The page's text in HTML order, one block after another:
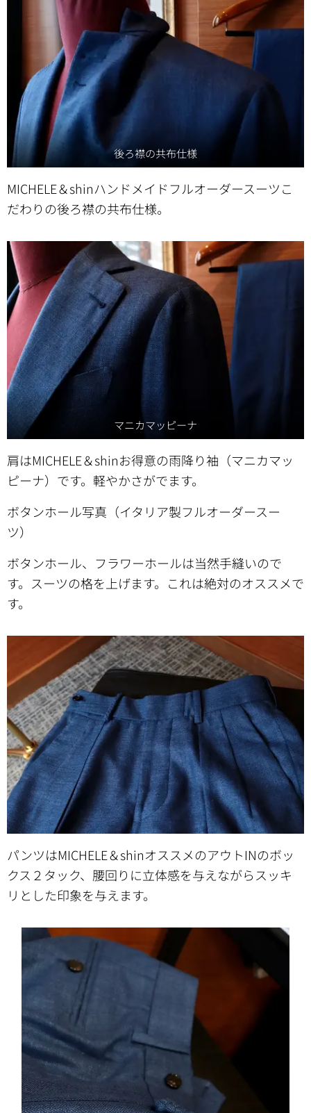
後ろ襟の共布仕様
MICHELE＆shinハンドメイドフルオーダースーツこ
だわりの後ろ襟の共布仕様。
マニカマッピーナ
肩はMICHELE＆shinお得意の雨降り袖（マニカマッ
ピーナ）です。軽やかさがでます。
ボタンホール写真（イタリア製フルオーダースー
ツ）
ボタンホール、フラワーホールは当然手縫いので
す。スーツの格を上げます。 これは絶対のオススメで
す。
パンツはMICHELE＆shinオススメのアウトINのボッ
クス２タック、腰回りに立体感を与えながらスッキ
リとした印象を与えます。